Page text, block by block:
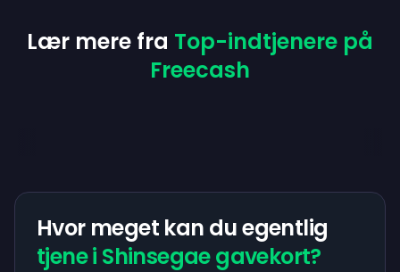
Lær mere fra Top-indtjenere på
Freecash
Hvor meget kan du egentlig
tjene i Shinsegae gavekort?